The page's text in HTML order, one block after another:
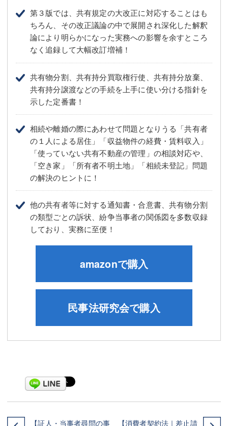
第３版では、共有規定の大改正に対応することはも
ちろん、その改正議論の中で展開され深化した解釈
論により明らかになった実務への影響を余すところ
なく追録して大幅改訂増補！
共有物分割、共有持分買取権行使、共有持分放棄、
共有持分譲渡などの手続を上手に使い分ける指針を
示した定番書！
相続や離婚の際にあわせて問題となりうる「共有者
の１人による居住」「収益物件の経費・賃料収入」
「使っていない共有不動産の管理」の相談対応や、
「空き家」「所有者不明土地」「相続未登記」問題
の解決のヒントに！
他の共有者等に対する通知書・合意書、共有物分割
の類型ごとの訴状、紛争当事者の関係図を多数収録
しており、実務に至便！
民事法研究会で購入
amazonで購入
【証人・当事者尋問の事 【消費者契約法｜差止請